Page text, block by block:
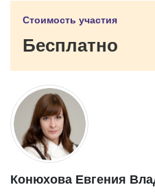
Конюхова Евгения
Стоимость участия
Бесплатно